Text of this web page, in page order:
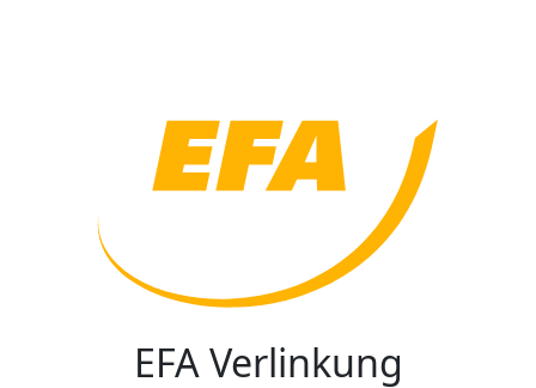
EFA Verlinkung